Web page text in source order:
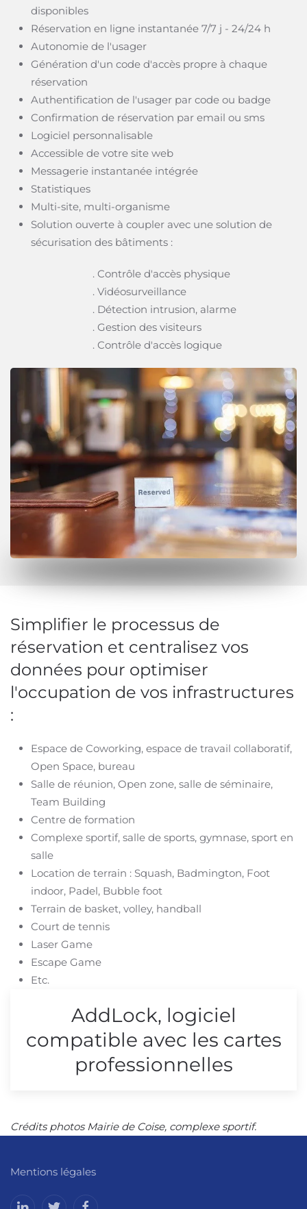
disponibles
Réservation en ligne instantanée 7/7 j - 24/24 h
Autonomie de l'usager
Génération d'un code d'accès propre à chaque
réservation
Authentification de l'usager par code ou badge
Confirmation de réservation par email ou sms
Logiciel personnalisable
Accessible de votre site web
Messagerie instantanée intégrée
Statistiques
Multi-site, multi-organisme
Solution ouverte à coupler avec une solution de
sécurisation des bâtiments :
. Contrôle d'accès physique
. Vidéosurveillance
. Détection intrusion, alarme
. Gestion des visiteurs
. Contrôle d'accès logique
Simplifier le processus de
réservation et centralisez vos
données pour optimiser
l'occupation de vos infrastructures
:
Espace de Coworking, espace de travail collaboratif,
Open Space, bureau
Salle de réunion, Open zone, salle de séminaire,
Team Building
Centre de formation
Complexe sportif, salle de sports, gymnase, sport en
salle
Location de terrain : Squash, Badmington, Foot
indoor, Padel, Bubble foot
Terrain de basket, volley, handball
Court de tennis
Laser Game
Escape Game
Etc.
AddLock, logiciel
compatible avec les cartes
professionnelles
Crédits photos Mairie de Coise, complexe sportif.
Mentions légales